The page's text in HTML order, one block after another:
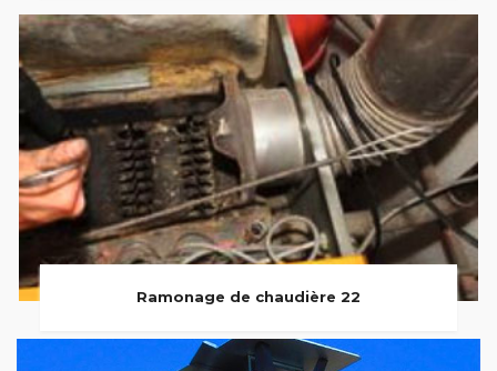
Ramonage de chaudière 22